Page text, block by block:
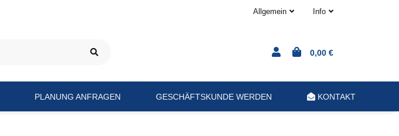
Allgemein Info
0,00 €
PLANUNG ANFRAGEN GESCHÄFTSKUNDE WERDEN KONTAKT